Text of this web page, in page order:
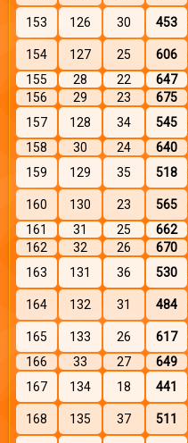
153 126 30 453
154 127 25 606
155
28 22 647
156
29 23 675
157
128 34 545
158
30 24 640
159
129 35 518
160 130 23 565
161
31 25 662
162
32 26 670
163
131 36 530
164 132 31 484
165 133 26 617
166
33 27 649
167
134 18 441
168 135 37 511